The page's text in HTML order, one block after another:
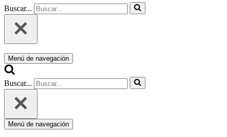
Buscar...
Menú de navegación
Buscar...
Menú de navegación